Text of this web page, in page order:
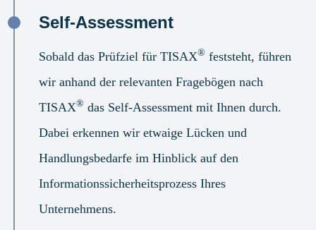
Self-Assessment
Sobald das Prüfziel für TISAX® feststeht, führen
wir anhand der relevanten Fragebögen nach
TISAX® das Self-Assessment mit Ihnen durch.
Dabei erkennen wir etwaige Lücken und
Handlungsbedarfe im Hinblick auf den
Informationssicherheitsprozess Ihres
Unternehmens.